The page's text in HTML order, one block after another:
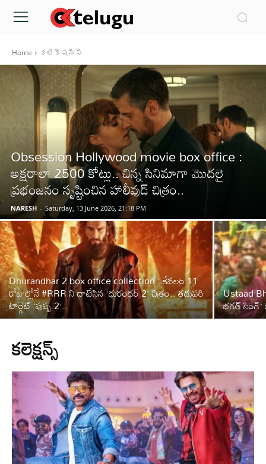
Home కలెక్షన్స్
Obsession Hollywood movie box office :
అక్షరాలా 2500 కోట్లు.. చిన్న సినిమాగా మొదలై
ప్రభంజనం సృష్టించిన హాలీవుడ్ చిత్రం..
NARESH - Saturday, 13 June 2026, 21:18 PM
Dhurandhar 2 box office collection : కేవలం 11
రోజుల్లోనే #RRR ని దాటేసిన ‘ధురంధర్ 2’ చిత్రం.. తదుపరి
టార్గెట్ ‘పుష్ప 2’..
Ustaad
భగత్
కలెక్షన్స్